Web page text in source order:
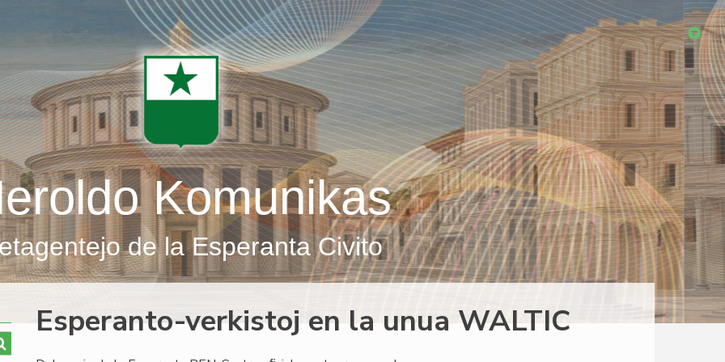
Komunikas
de la Esperanta Civito
Esperanto-verkistoj en la unua WALTIC